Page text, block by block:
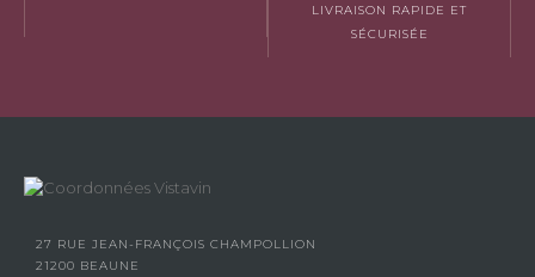
LIVRAISON RAPIDE ET
SÉCURISÉE
27 RUE JEAN-FRANÇOIS CHAMPOLLION
21200 BEAUNE